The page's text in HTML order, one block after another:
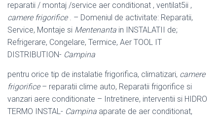
reparatii / montaj /service aer conditionat , ventilat5ii ,
camere frigorifice. – Domeniul de activitate: Reparatii,
Service, Montaje si Mentenanta in INSTALATII de;
Refrigerare, Congelare, Termice, Aer TOOL IT
DISTRIBUTION- Campina
pentru orice tip de instalatie frigorifica, climatizari, camere
frigorifice– reparatii clime auto, Reparatii frigorifice si
vanzari aere conditionate – Intretinere, interventii si HIDRO
TERMO INSTAL- Campina aparate de aer conditionat,